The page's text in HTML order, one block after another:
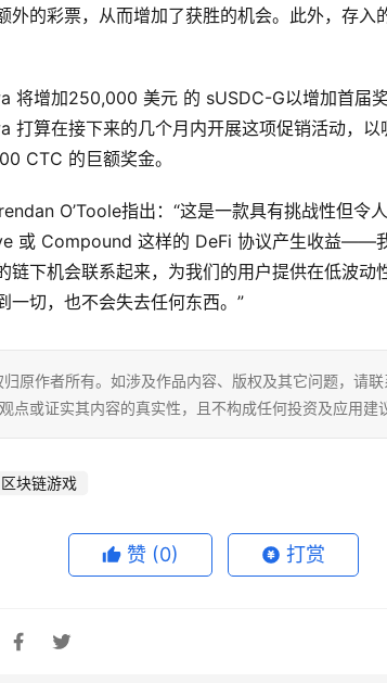
外的彩票，从而增加了获胜的机会。此外，存入
将增加250,000 美元 的 sUSDC-G以增加首届
打算在接下来的几个月内开展这项促销活动，
CTC 的巨额奖金。
O’Toole指出：“这是一款具有挑战性但令
或 Compound 这样的 DeFi 协议产生收益——
链下机会联系起来，为我们的用户提供在低波动
一切，也不会失去任何东西。”
原作者所有。如涉及作品内容、版权及其它问题，请
点或证实其内容的真实性，且不构成任何投资及应用建
区块链游戏
赞 (0) 打赏